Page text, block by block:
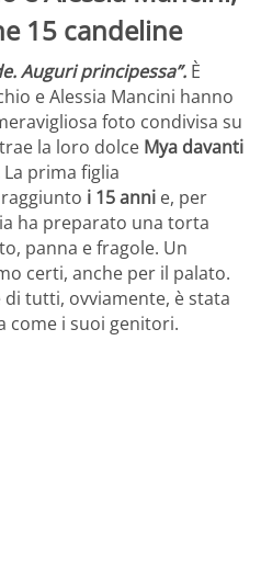
15 candeline
Auguri principessa”. È
e Alessia Mancini hanno
foto condivisa su
la loro dolce Mya davanti
La prima figlia
i 15 anni e, per
ha preparato una torta
panna e fragole. Un
certi, anche per il palato.
tutti, ovviamente, è stata
come i suoi genitori.